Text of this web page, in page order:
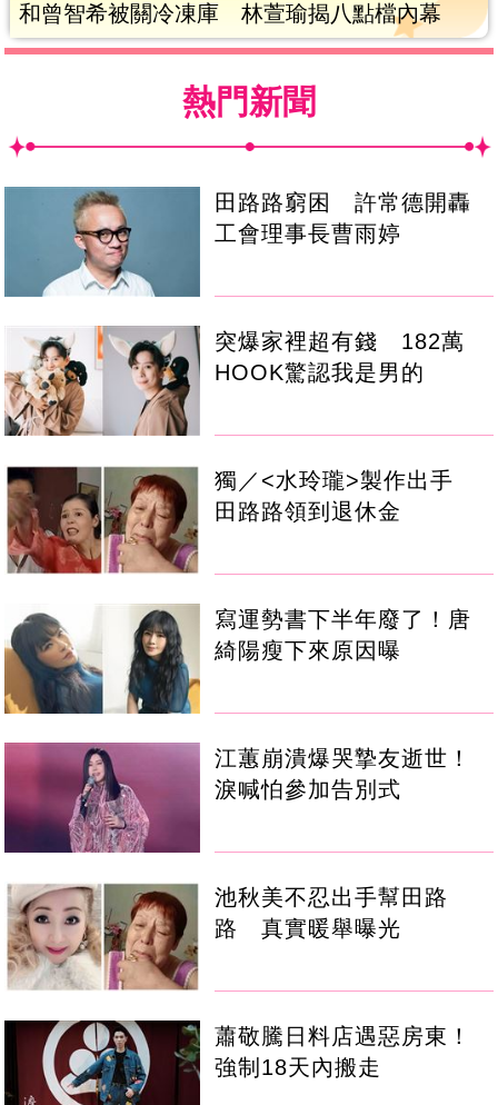
和曾智希被關冷凍庫 林萱瑜揭八點檔內幕
熱門新聞
田路路窮困 許常德開轟
工會理事長曹雨婷
突爆家裡超有錢 182萬
HOOK驚認我是男的
獨／<水玲瓏>製作出手
田路路領到退休金
寫運勢書下半年廢了！唐
綺陽瘦下來原因曝
江蕙崩潰爆哭摯友逝世！
淚喊怕參加告別式
池秋美不忍出手幫田路
路 真實暖舉曝光
蕭敬騰日料店遇惡房東！
強制18天內搬走